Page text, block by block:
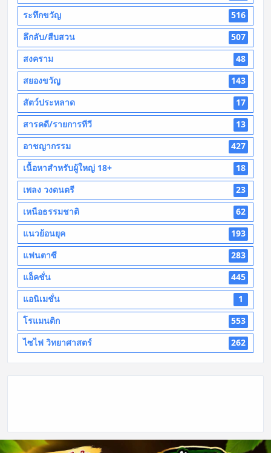
ระทึกขวัญ
516
ลึกลับ/สืบสวน
507
สงคราม
48
สยองขวัญ
143
สัตว์ประหลาด
17
สารคดี/รายการทีวี
13
อาชญากรรม
427
เนื้อหาสำหรับผู้ใหญ่ 18+
18
เพลง วงดนตรี
23
เหนือธรรมชาติ
62
แนวย้อนยุค
193
แฟนตาซี
283
แอ็คชั่น
445
แอนิเมชั่น
1
โรแมนติก
553
ไซไฟ วิทยาศาสตร์
262